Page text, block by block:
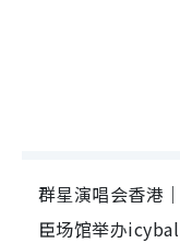
群星演唱会香港
臣场馆举办